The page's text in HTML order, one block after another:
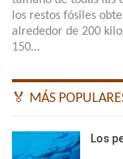
los restos fósiles
alrededor de 200
150…
🏅 MÁS
Los